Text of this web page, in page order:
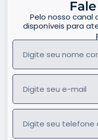
Pelo nosso
disponíveis para